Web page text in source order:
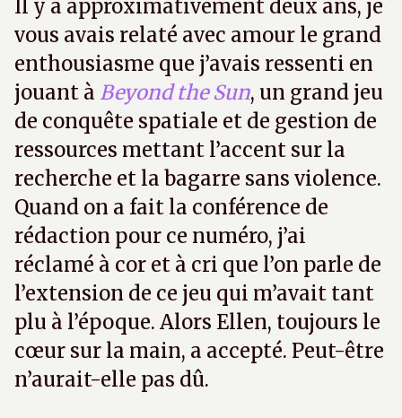
Il y a approximativement deux ans, je
vous avais relaté avec amour le grand
enthousiasme que j’avais ressenti en
jouant à Beyond the Sun, un grand jeu
de conquête spatiale et de gestion de
ressources mettant l’accent sur la
recherche et la bagarre sans violence.
Quand on a fait la conférence de
rédaction pour ce numéro, j’ai
réclamé à cor et à cri que l’on parle de
l’extension de ce jeu qui m’avait tant
plu à l’époque. Alors Ellen, toujours le
cœur sur la main, a accepté. Peut-être
n’aurait-elle pas dû.